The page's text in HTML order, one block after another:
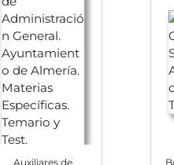
Auxiliares de